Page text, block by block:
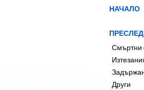
НАЧАЛО
Смъртни
Други